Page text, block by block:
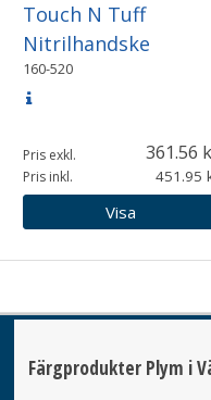
Touch N Tuff
Nitrilhandske
160-520
Pris exkl. 361.56
Pris inkl. 451.95
Visa
Färgprodukter Plym i